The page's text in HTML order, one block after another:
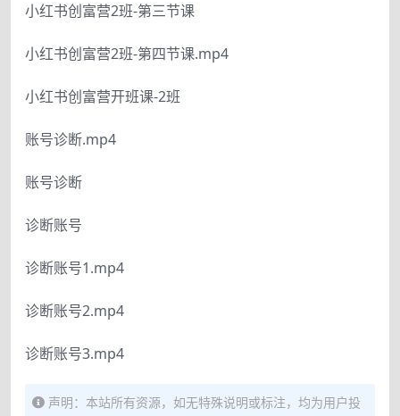
小红书创富营2班-第三节课
小红书创富营2班-第四节课.mp4
小红书创富营开班课-2班
账号诊断.mp4
账号诊断
诊断账号
诊断账号1.mp4
诊断账号2.mp4
诊断账号3.mp4
声明：本站所有资源，如无特殊说明或标注，均为用户投